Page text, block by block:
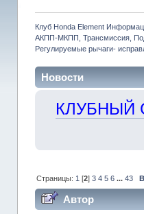
Клуб Honda Element
АКПП-МКПП, Трансмиссия,
Регулируемые рычаги-
Новости
КЛУБНЫЙ
Страницы: 1 [2] 3 4 5 6 ... 43
Автор